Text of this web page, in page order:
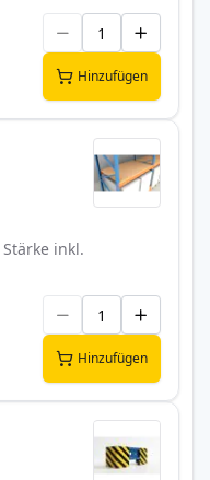
Hinzufügen
inkl.
Hinzufügen